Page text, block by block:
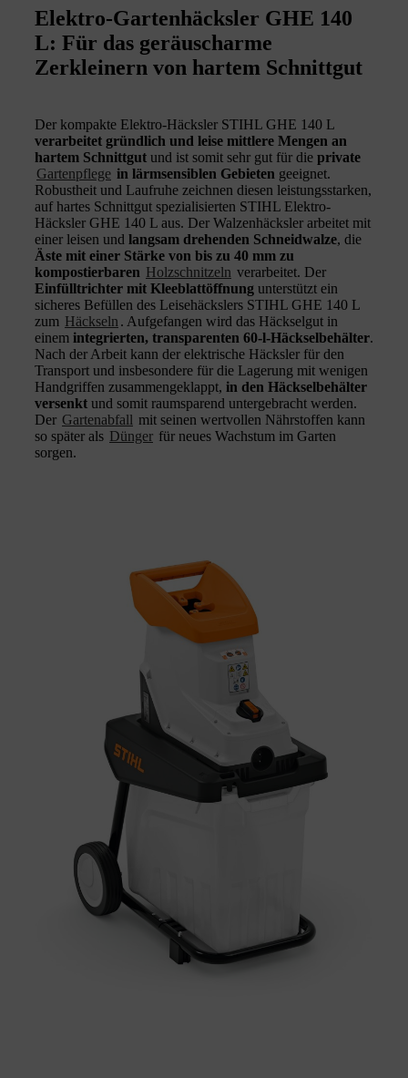
Elektro-Gartenhäcksler GHE 140
L: Für das geräuscharme
Zerkleinern von hartem Schnittgut
Der kompakte Elektro-Häcksler STIHL GHE 140 L
verarbeitet gründlich und leise mittlere Mengen an
hartem Schnittgut und ist somit sehr gut für die private
Gartenpflege in lärmsensiblen Gebieten geeignet.
Robustheit und Laufruhe zeichnen diesen leistungsstarken,
auf hartes Schnittgut spezialisierten STIHL Elektro-
Häcksler GHE 140 L aus. Der Walzenhäcksler arbeitet mit
einer leisen und langsam drehenden Schneidwalze, die
Äste mit einer Stärke von bis zu 40 mm zu
kompostierbaren Holzschnitzeln verarbeitet. Der
Einfülltrichter mit Kleeblattöffnung unterstützt ein
sicheres Befüllen des Leisehäckslers STIHL GHE 140 L
zum Häckseln . Aufgefangen wird das Häckselgut in
einem integrierten, transparenten 60-l-Häckselbehälter.
Nach der Arbeit kann der elektrische Häcksler für den
Transport und insbesondere für die Lagerung mit wenigen
Handgriffen zusammengeklappt, in den Häckselbehälter
versenkt und somit raumsparend untergebracht werden.
Der Gartenabfall mit seinen wertvollen Nährstoffen kann
so später als Dünger für neues Wachstum im Garten
sorgen.